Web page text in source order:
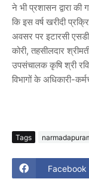
ने भी प्रशासन द्वारा
कि इस वर्ष खरीदी
अवसर पर इटारसी
कोरी, तहसीलदार
उपसंचालक कृषि श्री
विभागों के अधिकारी-
Tags
Facebook